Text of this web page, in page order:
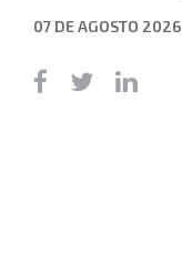
07 DE AGOSTO 2026